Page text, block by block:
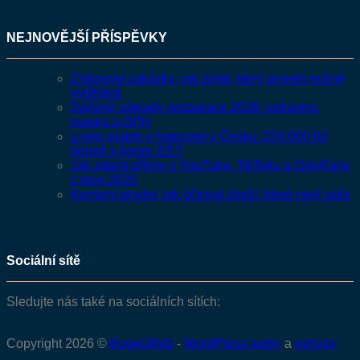
NEJNOVĚJŠÍ PŘÍSPĚVKY
Ziskovost zakázky: jak zjistit, který projekt reálně
vydělává
Daňové náklady restaurace 2026: potraviny,
manka a DPH
Limity plateb v hotovosti v Česku: 270 000 Kč
denně a konec EET
Jak zdanit příjmy z YouTube, TikToku a OnlyFans
v roce 2026
Komisní prodej: jak účtovat zboží, které není vaše
Sociální sítě
Sledujte nás také na sociálních sítích:
Copyright 2026 © BugesWeb - WordPress weby a eshopy